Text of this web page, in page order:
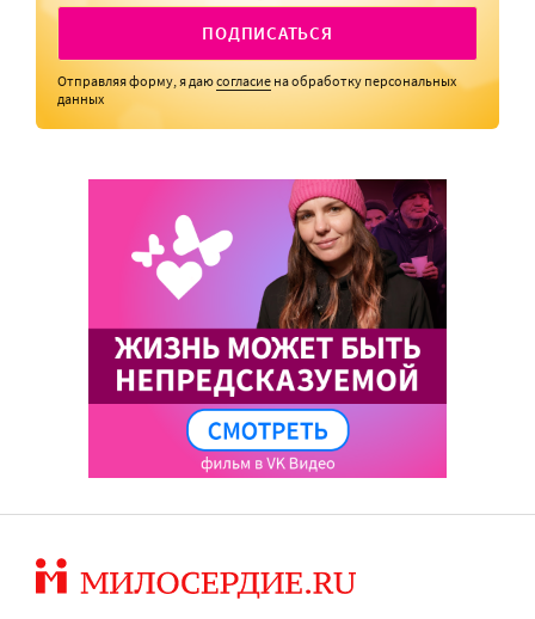
ПОДПИСАТЬСЯ
Отправляя форму, я даюсогласие на обработку персональных
данных